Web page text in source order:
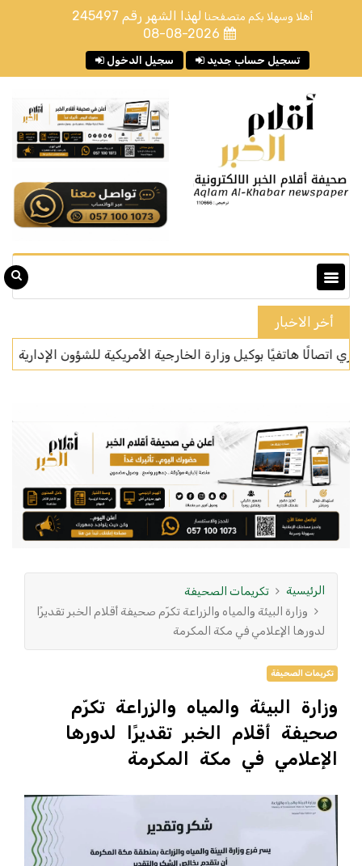
أهلا وسهلا بكم متصفحنا لهذا الشهر رقم 245497
08-08-2026
سجيل الدخول تسجيل حساب جديد
أخر الاخبار
بوكيل وزارة الخارجية الأمريكية للشؤون الإدارية
الرئيسية
تكريمات الصحيفة
وزارة البيئة والمياه والزراعة تكرّم صحيفة أقلام الخبر تقديرًا
لدورها الإعلامي في مكة المكرمة
تكريمات الصحيفة
وزارة البيئة والمياه والزراعة تكرّم
صحيفة أقلام الخبر تقديرًا لدورها
الإعلامي في مكة المكرمة